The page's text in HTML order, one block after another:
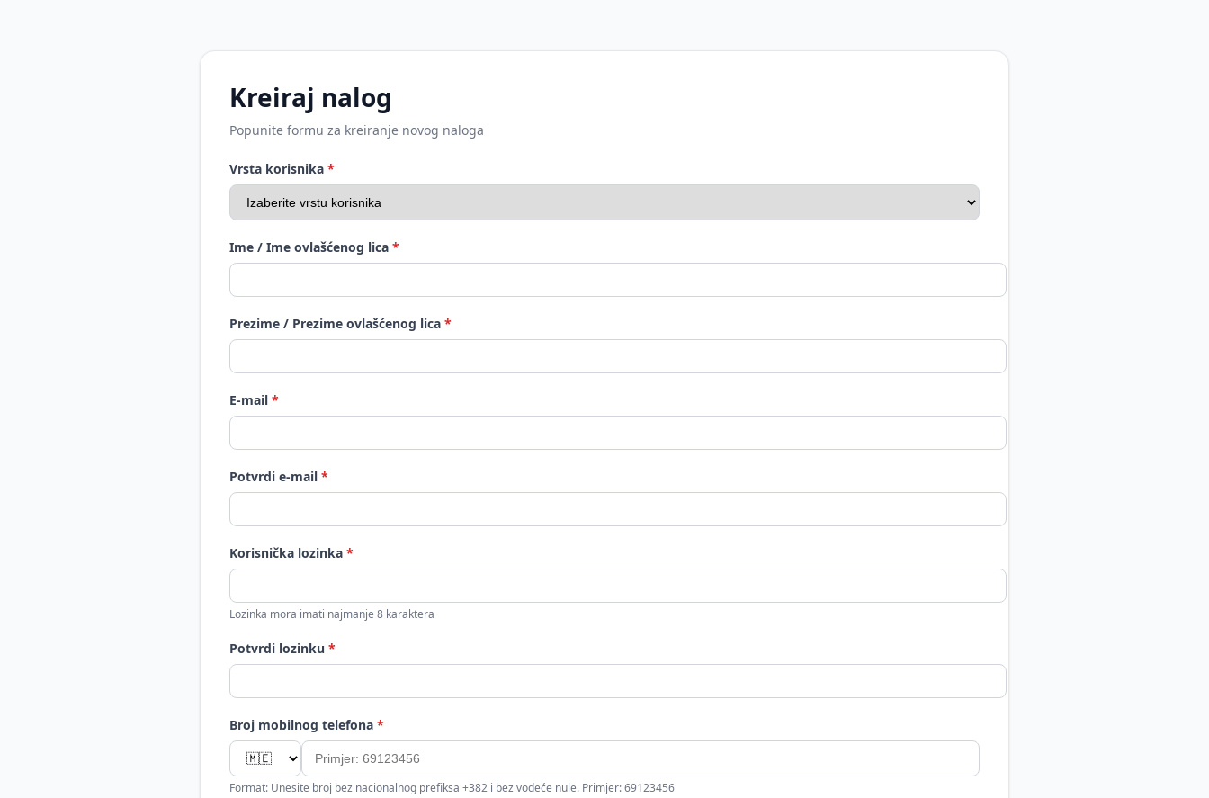
Kreiraj nalog
Popunite formu za kreiranje novog naloga
Vrsta korisnika *
Ime / Ime ovlašćenog lica *
Prezime / Prezime ovlašćenog lica *
E-mail *
Potvrdi e-mail *
Korisnička lozinka *
Lozinka mora imati najmanje 8 karaktera
Potvrdi lozinku *
Broj mobilnog telefona *
Format: Unesite broj bez nacionalnog prefiksa +382 i bez vodeće nule. Primjer: 69123456